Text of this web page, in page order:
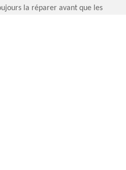
la réparer avant que les